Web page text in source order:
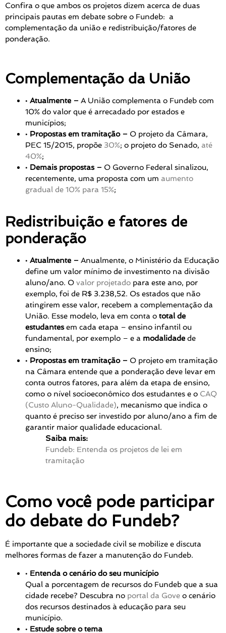
Confira o que ambos os projetos dizem acerca de duas
principais pautas em debate sobre o Fundeb: a
complementação da união e redistribuição/fatores de
ponderação.
Complementação da União
• Atualmente – A União complementa o Fundeb com
10% do valor que é arrecadado por estados e
municípios;
• Propostas em tramitação – O projeto da Câmara,
PEC 15/2015, propõe 30%; o projeto do Senado, até
40%;
• Demais propostas – O Governo Federal sinalizou,
recentemente, uma proposta com um aumento
gradual de 10% para 15%;
Redistribuição e fatores de
ponderação
• Atualmente – Anualmente, o Ministério da Educação
define um valor mínimo de investimento na divisão
aluno/ano. O valor projetado para este ano, por
exemplo, foi de R$ 3.238,52. Os estados que não
atingirem esse valor, recebem a complementação da
União. Esse modelo, leva em conta o total de
estudantesem cada etapa – ensino infantil ou
fundamental, por exemplo – e a modalidade de
ensino;
• Propostas em tramitação – O projeto em tramitação
na Câmara entende que a ponderação deve levar em
conta outros fatores, para além da etapa de ensino,
como o nível socioeconômico dos estudantes e o CAQ
(Custo Aluno-Qualidade), mecanismo que indica o
quanto é preciso ser investido por aluno/ano a fim de
garantir maior qualidade educacional.
Saiba mais:
Fundeb: Entenda os projetos de lei em
tramitação
Como você pode participar
do debate do Fundeb?
É importante que a sociedade civil se mobilize e discuta
melhores formas de fazer a manutenção do Fundeb.
• Entenda o cenário do seu município
Qual a porcentagem de recursos do Fundeb que a sua
cidade recebe? Descubra no portal da Gove o cenário
dos recursos destinados à educação para seu
município.
• Estude sobre o tema